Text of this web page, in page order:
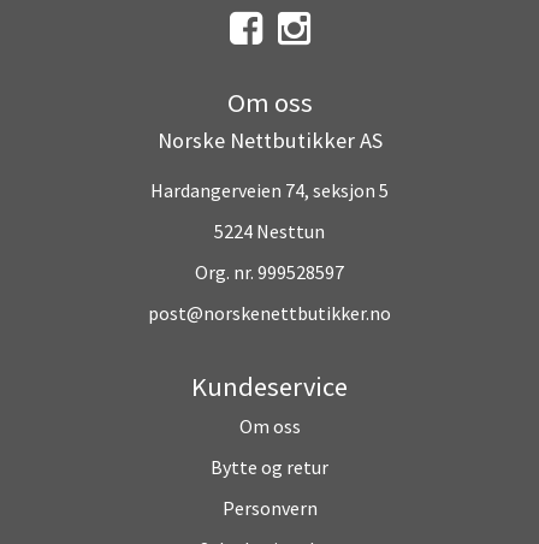
Om oss
Norske Nettbutikker AS
Hardangerveien 74, seksjon 5
5224 Nesttun
Org. nr. 999528597
post@norskenettbutikker.no
Kundeservice
Om oss
Bytte og retur
Personvern